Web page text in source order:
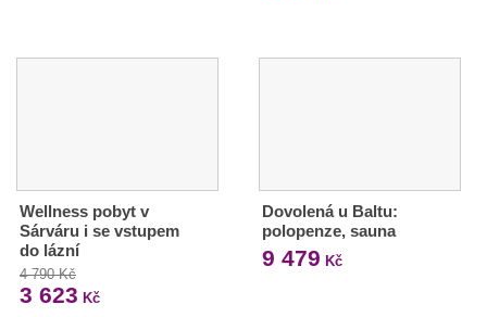
Wellness pobyt v
Sárváru i se vstupem
do lázní
4 790 Kč
3 623 Kč
Dovolená u Baltu:
polopenze, sauna
9 479 Kč